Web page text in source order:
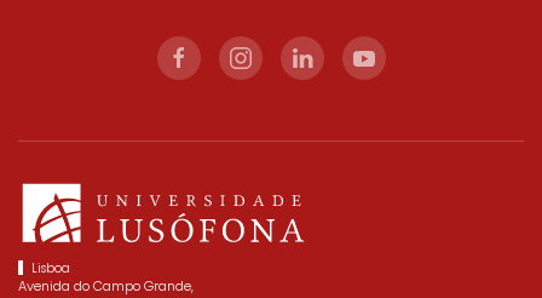
Lisboa
Avenida do Campo Grande,